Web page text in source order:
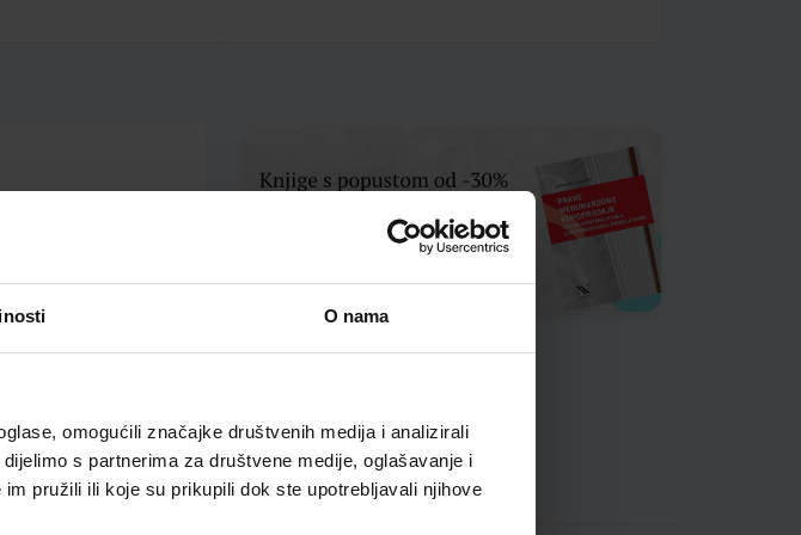
O nama
omogućili značajke društvenih medija i analizirali
s partnerima za društvene medije, oglašavanje i
pružili ili koje su prikupili dok ste upotrebljavali njihove